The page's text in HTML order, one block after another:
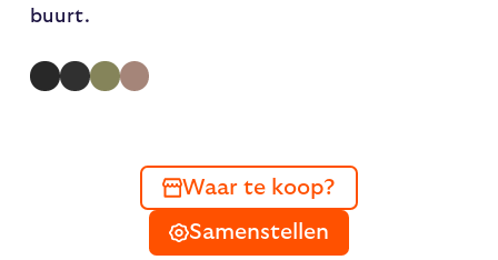
buurt.
Waar te koop?
Samenstellen